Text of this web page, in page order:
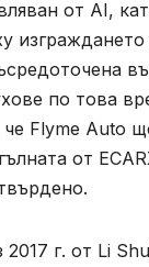
от AI,
по това
че Flyme Auto
от
г. от Li